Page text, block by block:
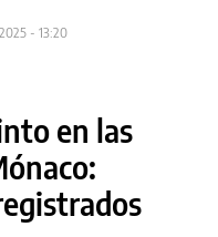
- 13:20
en las